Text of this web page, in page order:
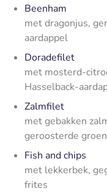
Beenham
met dragonjus,
aardappel
Doradefilet
met mosterd-
Hasselback-
Zalmfilet
met gebakken
geroosterde
Fish and chips
met lekkerbek,
frites